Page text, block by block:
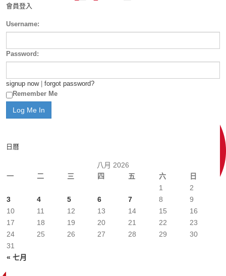
會員登入
Username:
Password:
signup now| forgot password?
Remember Me
日曆
八月 2026
一
二 三 四 五 六 日
« 七月
1
2
3
4 5 6 7 8
9
10
11 12 13 14 15
16
17
18 19 20 21 22
23
24
25 26 27 28 29
30
31